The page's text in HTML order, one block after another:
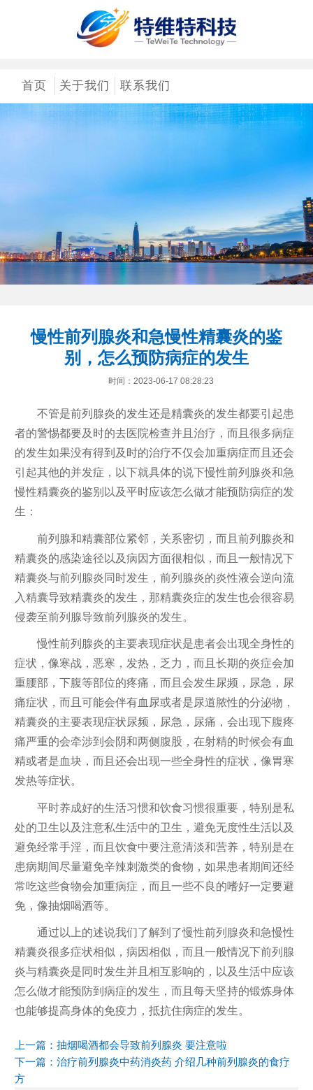
首页 关于我们 联系我们
慢性前列腺炎和急慢性精囊炎的鉴
别，怎么预防病症的发生
时间：2023-06-17 08:28:23
不管是前列腺炎的发生还是精囊炎的发生都要引起患
者的警惕都要及时的去医院检查并且治疗，而且很多病症
的发生如果没有得到及时的治疗不仅会加重病症而且还会
引起其他的并发症，以下就具体的说下慢性前列腺炎和急
慢性精囊炎的鉴别以及平时应该怎么做才能预防病症的发
生：
前列腺和精囊部位紧邻，关系密切，而且前列腺炎和
精囊炎的感染途径以及病因方面很相似，而且一般情况下
精囊炎与前列腺炎同时发生，前列腺炎的炎性液会逆向流
入精囊导致精囊炎的发生，那精囊炎症的发生也会很容易
侵袭至前列腺导致前列腺炎的发生。
慢性前列腺炎的主要表现症状是患者会出现全身性的
症状，像寒战，恶寒，发热，乏力，而且长期的炎症会加
重腰部，下腹等部位的疼痛，而且会发生尿频，尿急，尿
痛症状，而且可能会伴有血尿或者是尿道脓性的分泌物，
精囊炎的主要表现症状尿频，尿急，尿痛，会出现下腹疼
痛严重的会牵涉到会阴和两侧腹股，在射精的时候会有血
精或者是血块，而且还会出现一些全身性的症状，像胃寒
发热等症状。
平时养成好的生活习惯和饮食习惯很重要，特别是私
处的卫生以及注意私生活中的卫生，避免无度性生活以及
避免经常手淫，而且饮食中要注意清淡和营养，特别是在
患病期间尽量避免辛辣刺激类的食物，如果患者期间还经
常吃这些食物会加重病症，而且一些不良的嗜好一定要避
免，像抽烟喝酒等。
通过以上的述说我们了解到了慢性前列腺炎和急慢性
精囊炎很多症状相似，病因相似，而且一般情况下前列腺
炎与精囊炎是同时发生并且相互影响的，以及生活中应该
怎么做才能预防到病症的发生，而且每天坚持的锻炼身体
也能够提高身体的免疫力，抵抗住病症的发生。
上一篇： 抽烟喝酒都会导致前列腺炎 要注意啦
下一篇： 治疗前列腺炎中药消炎药 介绍几种前列腺炎的食疗
方